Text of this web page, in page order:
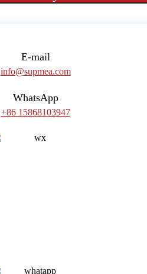
E-mail
info@supmea.com
WhatsApp
+86 15868103947